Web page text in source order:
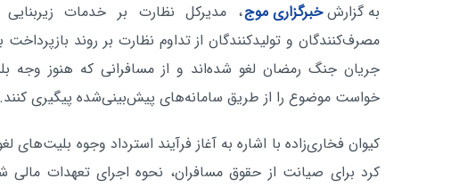
به گزارشخبرگزاری موج، مدیرکل نظارت بر خدمات
مصرف‌کنندگان و تولیدکنندگان از تداوم نظارت بر روند
جریان جنگ رمضان لغو شده‌اند و از مسافرانی که هنوز وجه
خواست موضوع را از طریق سامانه‌های پیش‌بینی‌شده پیگیری کنند.
کیوان فخاری‌زاده با اشاره به آغاز فرآیند استرداد وجوه
کرد برای صیانت از حقوق مسافران، نحوه اجرای تعهدات مالی